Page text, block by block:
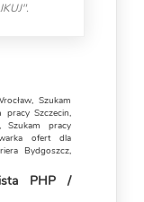
, Szukam
pracy Szczecin,
Szukam pracy
ofert dla
Bydgoszcz,
PHP /